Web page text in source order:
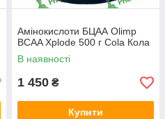
Амінокислоти БЦАА Olimp
BCAA Xplode 500 г Cola Кола
В наявності
1 450 ₴
Купити